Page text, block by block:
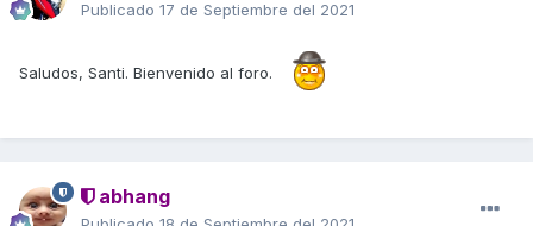
Publicado 17 de Septiembre del 2021
Saludos, Santi. Bienvenido al foro.
abhang